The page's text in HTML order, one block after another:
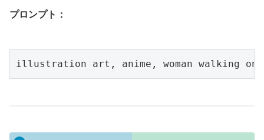
プロンプト：